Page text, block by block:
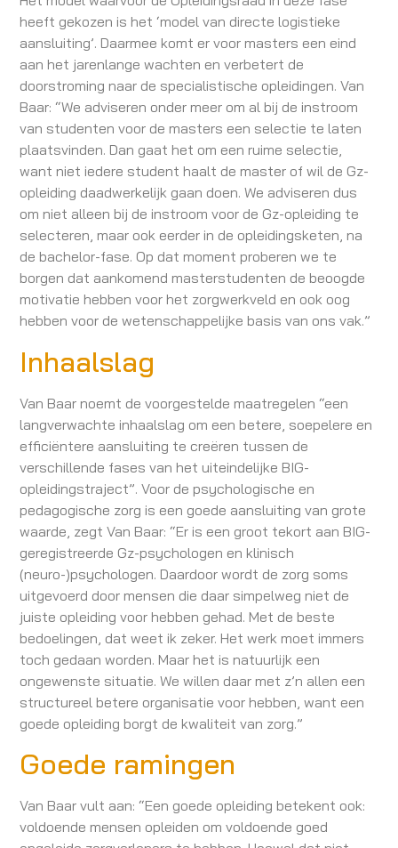
heeft gekozen is het ‘model van directe logistieke
aansluiting’. Daarmee komt er voor masters een eind
aan het jarenlange wachten en verbetert de
doorstroming naar de specialistische opleidingen. Van
Baar: “We adviseren onder meer om al bij de instroom
van studenten voor de masters een selectie te laten
plaatsvinden. Dan gaat het om een ruime selectie,
want niet iedere student haalt de master of wil de Gz-
opleiding daadwerkelijk gaan doen. We adviseren dus
om niet alleen bij de instroom voor de Gz-opleiding te
selecteren, maar ook eerder in de opleidingsketen, na
de bachelor-fase. Op dat moment proberen we te
borgen dat aankomend masterstudenten de beoogde
motivatie hebben voor het zorgwerkveld en ook oog
hebben voor de wetenschappelijke basis van ons vak.”
Inhaalslag
Van Baar noemt de voorgestelde maatregelen “een
langverwachte inhaalslag om een betere, soepelere en
efficiëntere aansluiting te creëren tussen de
verschillende fases van het uiteindelijke BIG-
opleidingstraject”. Voor de psychologische en
pedagogische zorg is een goede aansluiting van grote
waarde, zegt Van Baar: “Er is een groot tekort aan BIG-
geregistreerde Gz-psychologen en klinisch
(neuro-)psychologen. Daardoor wordt de zorg soms
uitgevoerd door mensen die daar simpelweg niet de
juiste opleiding voor hebben gehad. Met de beste
bedoelingen, dat weet ik zeker. Het werk moet immers
toch gedaan worden. Maar het is natuurlijk een
ongewenste situatie. We willen daar met z’n allen een
structureel betere organisatie voor hebben, want een
goede opleiding borgt de kwaliteit van zorg.”
Goede ramingen
Van Baar vult aan: “Een goede opleiding betekent ook:
voldoende mensen opleiden om voldoende goed